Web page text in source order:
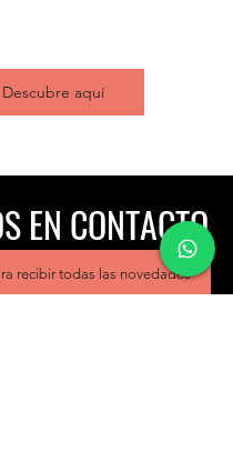
Descubre aquí
EN CONTACTO
recibir todas las novedades